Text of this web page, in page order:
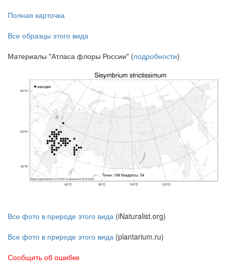
Полная карточка
Все образцы этого вида
Материалы "Атласа флоры России" (подробности)
Все фото в природе этого вида (iNaturalist.org)
Все фото в природе этого вида (plantarium.ru)
Сообщить об ошибке